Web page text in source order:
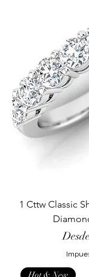
1 Cttw Classic
Desde
Hot & New